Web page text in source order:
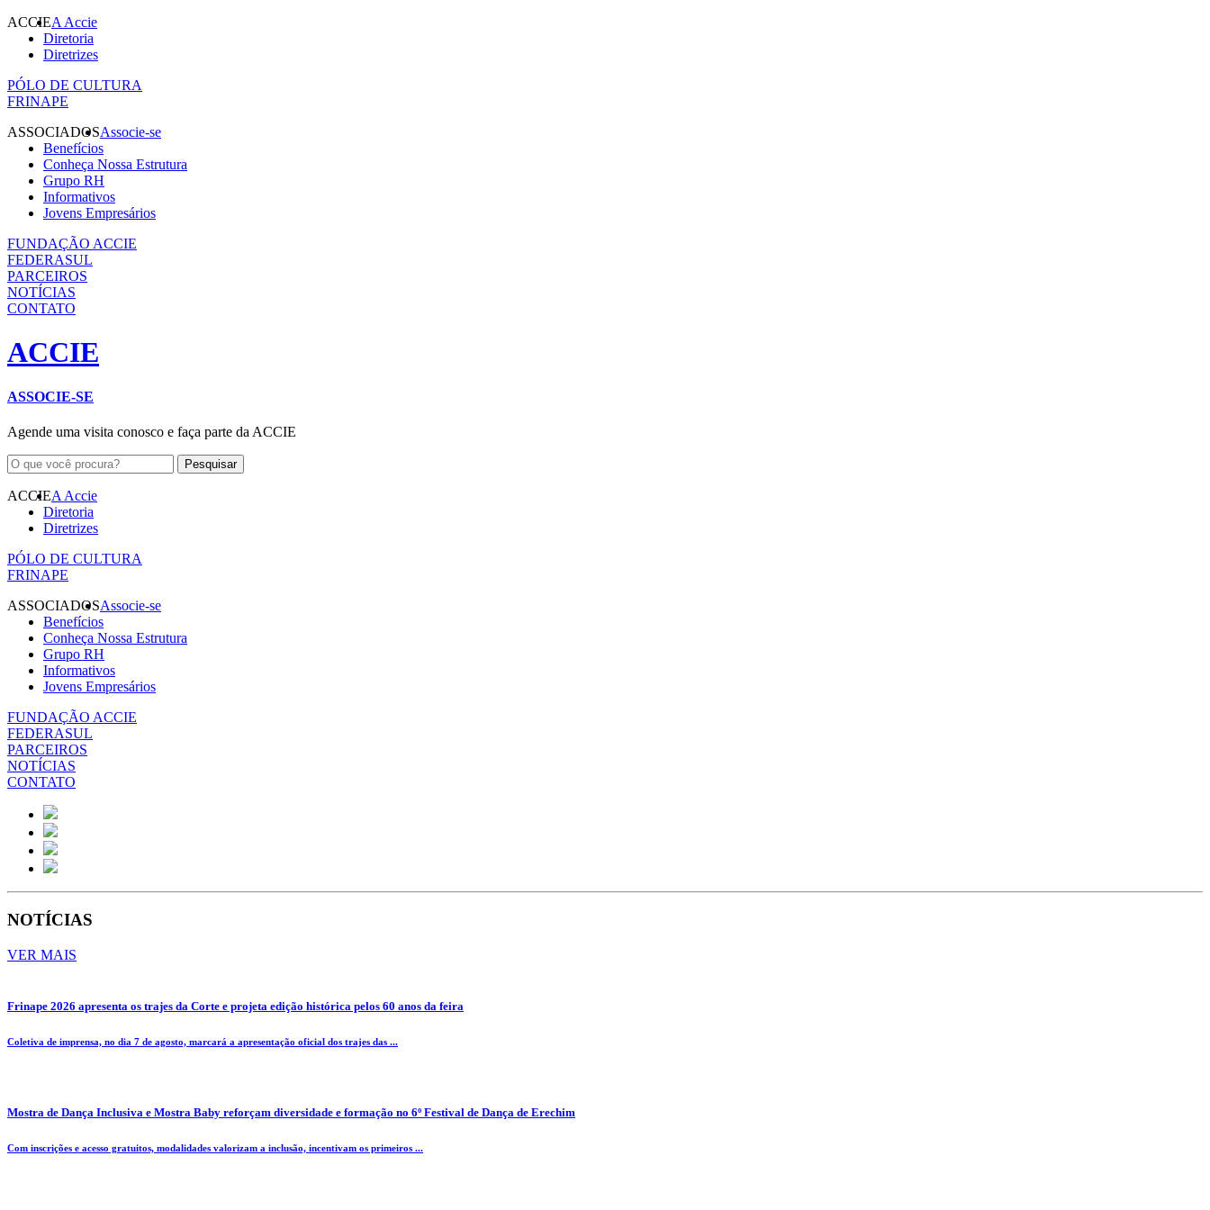
ACCIEA Accie
Diretoria
Diretrizes
PÓLO DE CULTURA
FRINAPE
ASSOCIADOSAssocie-se
Benefícios
Conheça Nossa Estrutura
Grupo RH
Informativos
Jovens Empresários
FUNDAÇÃO ACCIE
FEDERASUL
PARCEIROS
NOTÍCIAS
CONTATO
ACCIE
ASSOCIE-SE
Agende uma visita conosco e faça parte da ACCIE
ACCIEA Accie
Diretoria
Diretrizes
PÓLO DE CULTURA
FRINAPE
ASSOCIADOSAssocie-se
Benefícios
Conheça Nossa Estrutura
Grupo RH
Informativos
Jovens Empresários
FUNDAÇÃO ACCIE
FEDERASUL
PARCEIROS
NOTÍCIAS
CONTATO
NOTÍCIAS
VER MAIS
Frinape 2026 apresenta os trajes da Corte e projeta edição histórica pelos 60 anos da feira
Coletiva de imprensa, no dia 7 de agosto, marcará a apresentação oficial dos trajes das ...
Mostra de Dança Inclusiva e Mostra Baby reforçam diversidade e formação no 6º Festival de Dança de Erechim
Com inscrições e acesso gratuitos, modalidades valorizam a inclusão, incentivam os primeiros ...